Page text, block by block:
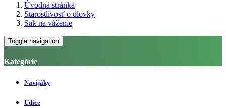
Úvodná stránka
Starostlivosť o úlovky
Sak na váženie
Toggle navigation
Kategórie
Navijáky
Udice